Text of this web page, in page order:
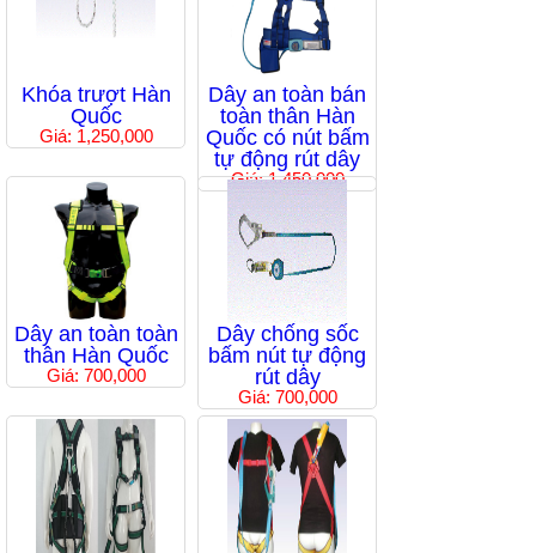
Khóa trượt Hàn
Quốc
Giá: 1,250,000
Dây an toàn bán
toàn thân Hàn
Quốc có nút bấm
tự động rút dây
Giá: 1,450,000
Dây an toàn toàn
thân Hàn Quốc
Giá: 700,000
Dây chống sốc
bấm nút tự động
rút dây
Giá: 700,000